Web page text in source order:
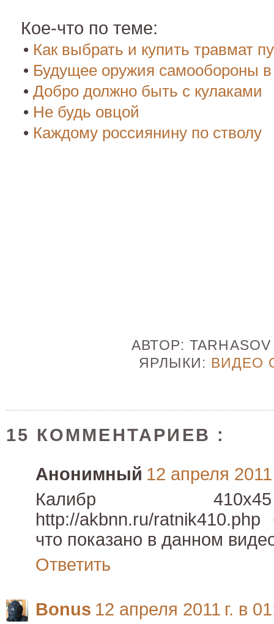
Кое-что по теме:
• Как выбрать и купить травмат
• Будущее оружия самообороны
• Добро должно быть с кулаками
• Не будь овцой
• Каждому россиянину по стволу
АВТОР:
ЯРЛЫКИ: ВИДЕО
15 КОММЕНТАРИЕВ :
Анонимный 12 апреля 2011
Калибр
http://akbnn.ru/
что показано в данном
Ответить
Bonus 12 апреля 2011 г. в